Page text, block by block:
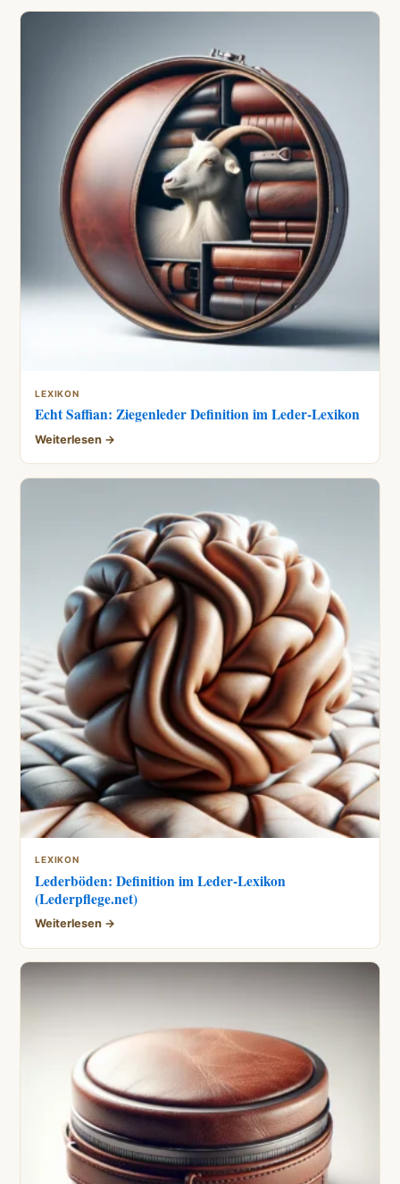
LEXIKON
Echt Saffian: Ziegenleder Definition im Leder-Lexikon
Weiterlesen →
LEXIKON
Lederböden: Definition im Leder-Lexikon
(Lederpflege.net)
Weiterlesen →